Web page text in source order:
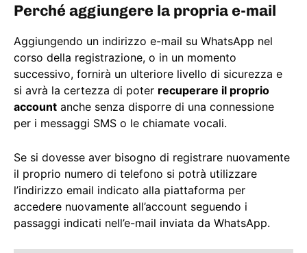
Perché aggiungere la propria e-mail
Aggiungendo un indirizzo e-mail su WhatsApp nel
corso della registrazione, o in un momento
successivo, fornirà un ulteriore livello di sicurezza e
si avrà la certezza di poter recuperare il proprio
account anche senza disporre di una connessione
per i messaggi SMS o le chiamate vocali.
Se si dovesse aver bisogno di registrare nuovamente
il proprio numero di telefono si potrà utilizzare
l’indirizzo email indicato alla piattaforma per
accedere nuovamente all’account seguendo i
passaggi indicati nell’e-mail inviata da WhatsApp.